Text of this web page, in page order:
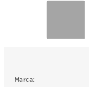
Marca: